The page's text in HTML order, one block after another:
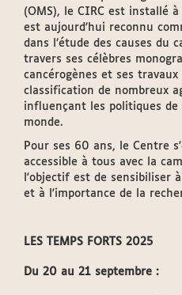
(OMS), le CIRC est installé
est aujourd’hui reconnu
dans l’étude des causes du
travers ses célèbres
cancérogènes et ses
classification de nombreux
influençant les politiques
monde.
Pour ses 60 ans, le Centre
accessible à tous avec la
l'objectif est de sensibiliser
et à l'importance de la
LES TEMPS FORTS 2025
Du 20 au 21 septembre :